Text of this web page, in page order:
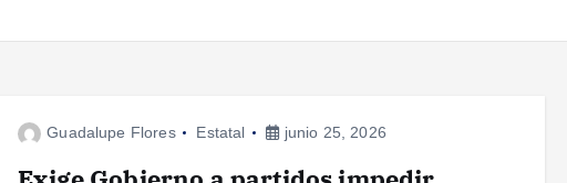
Guadalupe Flores Estatal junio 25, 2026